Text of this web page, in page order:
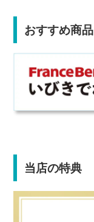
おすすめ商品
当店の特典